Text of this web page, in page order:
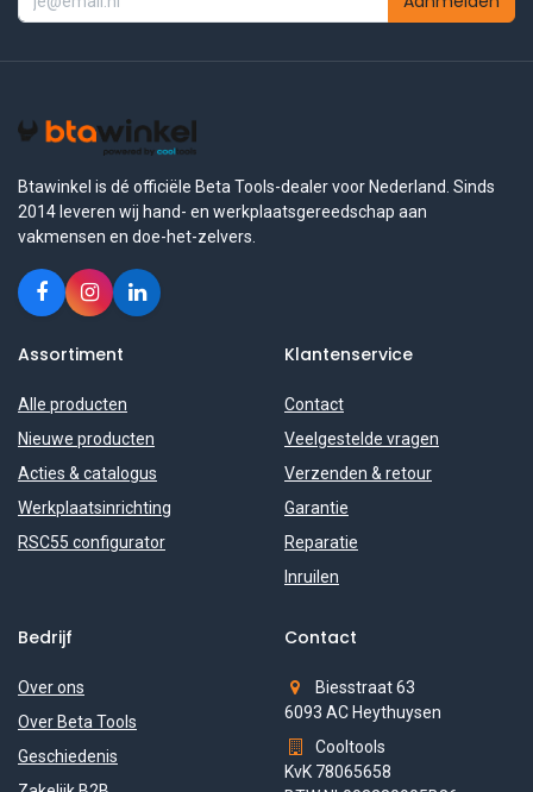
Btawinkel is dé officiële Beta Tools-dealer voor Nederland. Sinds
2014 leveren wij hand- en werkplaatsgereedschap aan
vakmensen en doe-het-zelvers.
Assortiment
Alle producten
Nieuwe producten
Acties & catalogus
Werkplaatsinrichting
RSC55 configurator
Klantenservice
Contact
Veelgestelde vragen
Verzenden & retour
Garantie
Reparatie
Inruilen
Bedrijf
Over ons
Over Beta Tools
Geschiedenis
Contact
Biesstraat 63
6093 AC Heythuysen
Cooltools
KvK 78065658